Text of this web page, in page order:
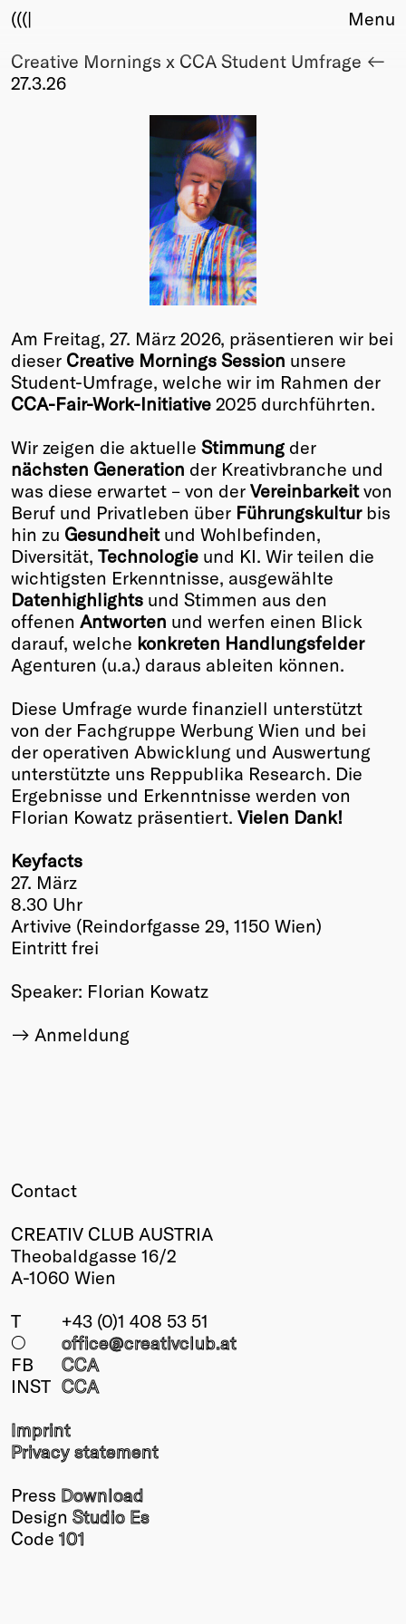
(((|
About
Club
Members
Young Creatives
Friends of Creativity
2026
Past
Annual
Menu
Creative Mornings x CCA Student Umfrage
27.3.26
Am Freitag, 27. März 2026, präsentieren wir bei
dieser Creative Mornings Session unsere
Student-Umfrage, welche wir im Rahmen der
CCA-Fair-Work-Initiative 2025 durchführten.
Wir zeigen die aktuelle Stimmung der
nächsten Generation der Kreativbranche und
was diese erwartet – von der Vereinbarkeitvon
Beruf und Privatleben über Führungskulturbis
hin zu Gesundheitund Wohlbefinden,
Diversität, Technologie und KI. Wir teilen die
wichtigsten Erkenntnisse, ausgewählte
Datenhighlights und Stimmen aus den
offenen Antworten und werfen einen Blick
darauf, welche konkreten Handlungsfelder
Agenturen (u.a.) daraus ableiten können.
Diese Umfrage wurde finanziell unterstützt
von der Fachgruppe Werbung Wien und bei
der operativen Abwicklung und Auswertung
unterstützte uns Reppublika Research. Die
Ergebnisse und Erkenntnisse werden von
Florian Kowatz präsentiert. Vielen Dank!
Keyfacts
27. März
8.30 Uhr
Artivive (Reindorfgasse 29, 1150 Wien)
Eintritt frei
Speaker: Florian Kowatz
Anmeldung
Contact
CREATIV CLUB AUSTRIA
Theobaldgasse 16/2
A-1060 Wien
T
+43 (0)1 408 53 51
○
office@creativclub.at
FB
CCA
INST CCA
Imprint
Privacy statement
Press Download
Design Studio Es
Code 101